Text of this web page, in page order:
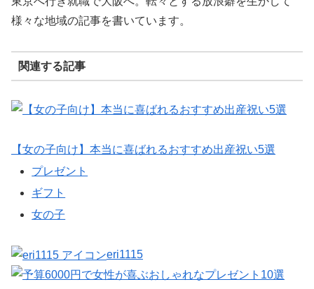
様々な地域の記事を書いています。
関連する記事
【女の子向け】本当に喜ばれるおすすめ出産祝い5選
プレゼント
ギフト
女の子
eri1115